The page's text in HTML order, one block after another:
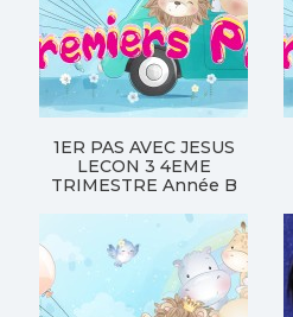
1ER PAS AVEC JESUS
LECON 3 4EME
TRIMESTRE Année B